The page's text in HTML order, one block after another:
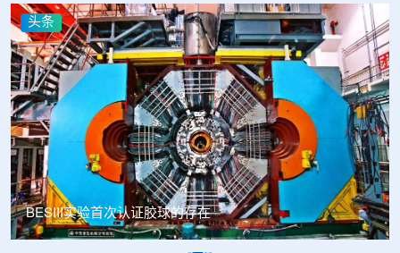
头条
BESIII实验首次认证胶球的存在